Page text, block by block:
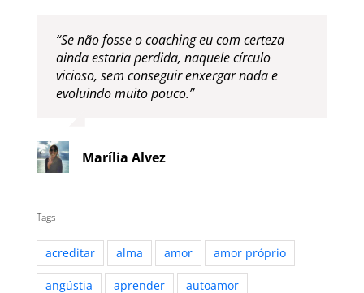
“Se não fosse o coaching eu com certeza
ainda estaria perdida, naquele círculo
vicioso, sem conseguir enxergar nada e
evoluindo muito pouco.”
Marília Alvez
Tags
acreditar alma amor amor próprio
angústia aprender autoamor